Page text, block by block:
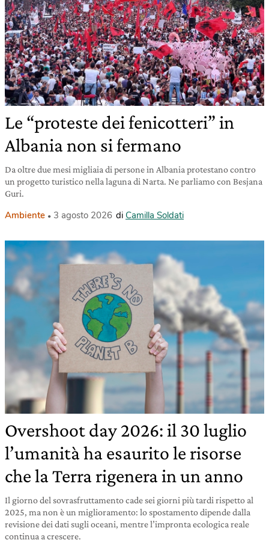
Le “proteste dei fenicotteri” in
Albania non si fermano
Da oltre due mesi migliaia di persone in Albania protestano contro
un progetto turistico nella laguna di Narta. Ne parliamo con Besjana
Guri.
Ambiente 3 agosto 2026 di Camilla Soldati
Overshoot day 2026: il 30 luglio
l’umanità ha esaurito le risorse
che la Terra rigenera in un anno
Il giorno del sovrasfruttamento cade sei giorni più tardi rispetto al
2025, ma non è un miglioramento: lo spostamento dipende dalla
revisione dei dati sugli oceani, mentre l’impronta ecologica reale
continua a crescere.